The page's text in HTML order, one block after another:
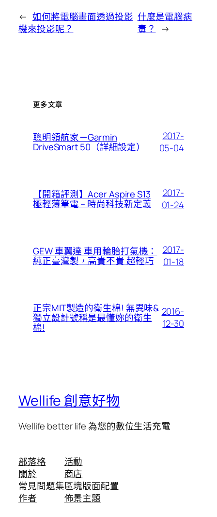
← 如何將電腦畫面透過投影
機來投影呢？
什麼是電腦病
毒？
→
更多文章
聰明領航家－Garmin
DriveSmart 50（詳細設定）
2017-
05-04
【開箱評測】Acer Aspire S13
極輕薄筆電 – 時尚科技新定義
2017-
01-24
GEW 車翼達 車用輪胎打氣機：
純正臺灣製，高貴不貴 超輕巧
2017-
01-18
正宗MIT製造的衛生棉! 無異味&
獨立設計號稱是最懂妳的衛生
棉!
2016-
12-30
Wellife 創意好物
Wellife better life 為您的數位生活充電
部落格
關於
常見問題集
作者
活動
商店
區塊版面配置
佈景主題